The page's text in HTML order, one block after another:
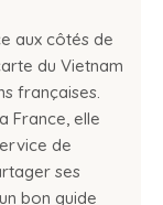
aux côtés de
du Vietnam
françaises.
France, elle
de
ses
bon guide